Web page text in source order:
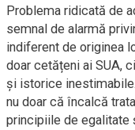
Problema ridicată de
semnal de alarmă
indiferent de originea
doar cetățeni ai SUA,
și istorice
nu doar că încalcă
principiile de egalitate